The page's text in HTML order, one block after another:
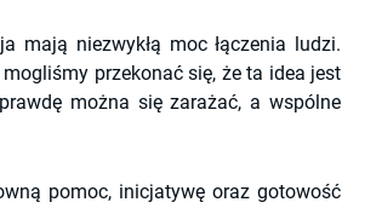
mają niezwykłą moc łączenia ludzi.
przekonać się, że ta idea jest
można się zarażać, a wspólne
pomoc, inicjatywę oraz gotowość